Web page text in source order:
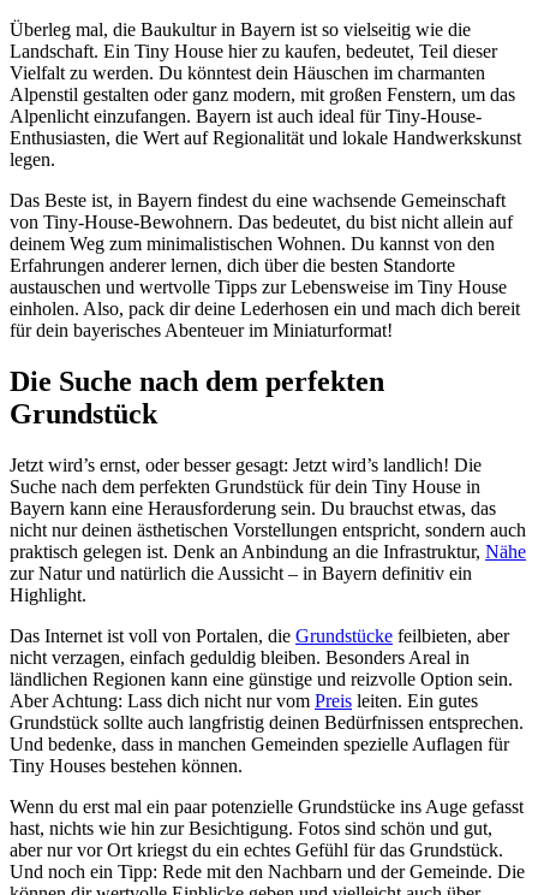
Überleg mal, die Baukultur in Bayern ist so vielseitig wie die
Landschaft. Ein Tiny House hier zu kaufen, bedeutet, Teil dieser
Vielfalt zu werden. Du könntest dein Häuschen im charmanten
Alpenstil gestalten oder ganz modern, mit großen Fenstern, um das
Alpenlicht einzufangen. Bayern ist auch ideal für Tiny-House-
Enthusiasten, die Wert auf Regionalität und lokale Handwerkskunst
legen.
Das Beste ist, in Bayern findest du eine wachsende Gemeinschaft
von Tiny-House-Bewohnern. Das bedeutet, du bist nicht allein auf
deinem Weg zum minimalistischen Wohnen. Du kannst von den
Erfahrungen anderer lernen, dich über die besten Standorte
austauschen und wertvolle Tipps zur Lebensweise im Tiny House
einholen. Also, pack dir deine Lederhosen ein und mach dich bereit
für dein bayerisches Abenteuer im Miniaturformat!
Die Suche nach dem perfekten
Grundstück
Jetzt wird’s ernst, oder besser gesagt: Jetzt wird’s landlich! Die
Suche nach dem perfekten Grundstück für dein Tiny House in
Bayern kann eine Herausforderung sein. Du brauchst etwas, das
nicht nur deinen ästhetischen Vorstellungen entspricht, sondern auch
praktisch gelegen ist. Denk an Anbindung an die Infrastruktur, Nähe
zur Natur und natürlich die Aussicht – in Bayern definitiv ein
Highlight.
Das Internet ist voll von Portalen, die Grundstücke feilbieten, aber
nicht verzagen, einfach geduldig bleiben. Besonders Areal in
ländlichen Regionen kann eine günstige und reizvolle Option sein.
Aber Achtung: Lass dich nicht nur vom Preis leiten. Ein gutes
Grundstück sollte auch langfristig deinen Bedürfnissen entsprechen.
Und bedenke, dass in manchen Gemeinden spezielle Auflagen für
Tiny Houses bestehen können.
Wenn du erst mal ein paar potenzielle Grundstücke ins Auge gefasst
hast, nichts wie hin zur Besichtigung. Fotos sind schön und gut,
aber nur vor Ort kriegst du ein echtes Gefühl für das Grundstück.
Und noch ein Tipp: Rede mit den Nachbarn und der Gemeinde. Die